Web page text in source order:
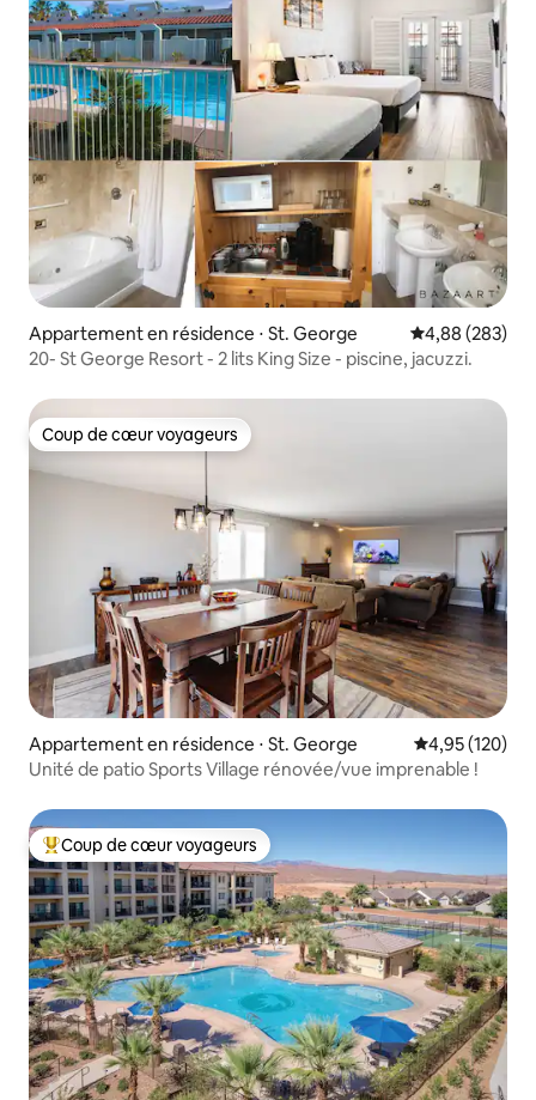
Appartement en résidence ⋅ St. George Évaluation
4,88 (283)
20- St George Resort - 2 lits King Size - piscine, jacuzzi.
Coup de cœur voyageurs
Coup de cœur voyageurs
Appartement en résidence ⋅ St. George Évaluation
4,95 (120)
Unité de patio Sports Village rénovée/vue imprenable !
Coups de cœur voyageurs les plus appréciés
Coup de cœur voyageurs